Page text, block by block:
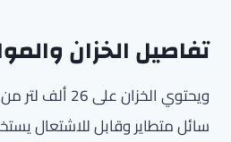
تفاصيل الخزان
ويحتوي الخزان
سائل متطاير وقابل للاشتعال